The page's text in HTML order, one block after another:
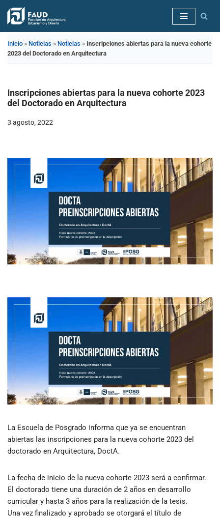
Saltar
contenido
Inicio » Noticias » Noticias » Inscripciones abiertas para la nueva cohorte
2023 del Doctorado en Arquitectura
Inscripciones abiertas para la nueva cohorte 2023
del Doctorado en Arquitectura
3 agosto, 2022
La Escuela de Posgrado informa que ya se encuentran
abiertas las inscripciones para la nueva cohorte 2023 del
doctorado en Arquitectura, DoctA.
La fecha de inicio de la nueva cohorte 2023 será a confirmar.
El doctorado tiene una duración de 2 años en desarrollo
curricular y hasta 3 años para la realización de la tesis.
Una vez finalizado y aprobado se otorgará el título de